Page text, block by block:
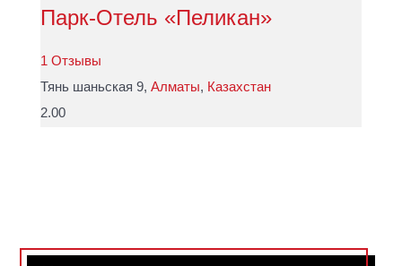
Парк-Отель «Пеликан»
1 Отзывы
Тянь шаньская 9, Алматы, Казахстан
2.00